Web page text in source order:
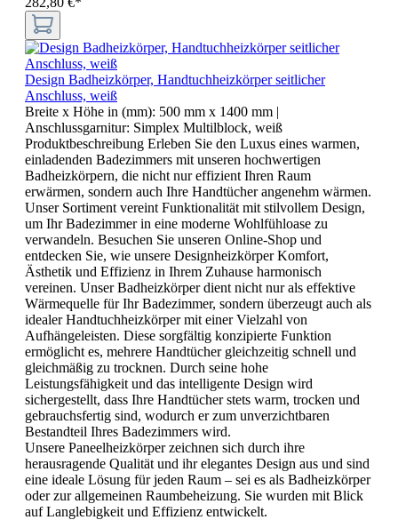
Design Badheizkörper, Handtuchheizkörper seitlicher
Anschluss, weiß
Breite x Höhe in (mm): 500 mm x 1400 mm |
Anschlussgarnitur: Simplex Multilblock, weiß
Produktbeschreibung Erleben Sie den Luxus eines warmen,
einladenden Badezimmers mit unseren hochwertigen
Badheizkörpern, die nicht nur effizient Ihren Raum
erwärmen, sondern auch Ihre Handtücher angenehm wärmen.
Unser Sortiment vereint Funktionalität mit stilvollem Design,
um Ihr Badezimmer in eine moderne Wohlfühloase zu
verwandeln. Besuchen Sie unseren Online-Shop und
entdecken Sie, wie unsere Designheizkörper Komfort,
Ästhetik und Effizienz in Ihrem Zuhause harmonisch
vereinen. Unser Badheizkörper dient nicht nur als effektive
Wärmequelle für Ihr Badezimmer, sondern überzeugt auch als
idealer Handtuchheizkörper mit einer Vielzahl von
Aufhängeleisten. Diese sorgfältig konzipierte Funktion
ermöglicht es, mehrere Handtücher gleichzeitig schnell und
gleichmäßig zu trocknen. Durch seine hohe
Leistungsfähigkeit und das intelligente Design wird
sichergestellt, dass Ihre Handtücher stets warm, trocken und
gebrauchsfertig sind, wodurch er zum unverzichtbaren
Bestandteil Ihres Badezimmers wird.
Unsere Paneelheizkörper zeichnen sich durch ihre
herausragende Qualität und ihr elegantes Design aus und sind
eine ideale Lösung für jeden Raum – sei es als Badheizkörper
oder zur allgemeinen Raumbeheizung. Sie wurden mit Blick
auf Langlebigkeit und Effizienz entwickelt.